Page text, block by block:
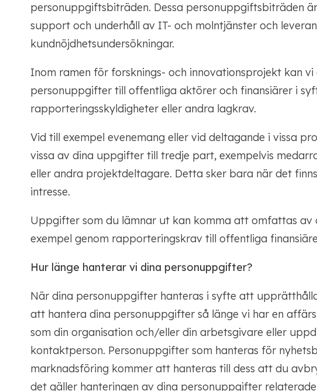
personuppgiftsbiträden. Dessa personuppgiftsbiträden
support och underhåll av IT- och molntjänster och
kundnöjdhetsundersökningar.
Inom ramen för forsknings- och innovationsprojekt kan
personuppgifter till offentliga aktörer och finansiärer i
rapporteringsskyldigheter eller andra lagkrav.
Vid till exempel evenemang eller vid deltagande i vissa
vissa av dina uppgifter till tredje part, exempelvis
eller andra projektdeltagare. Detta sker bara när det
intresse.
Uppgifter som du lämnar ut kan komma att omfattas av
exempel genom rapporteringskrav till offentliga
Hur länge hanterar vi dina personuppgifter?
När dina personuppgifter hanteras i syfte att
att hantera dina personuppgifter så länge vi har en
som din organisation och/eller din arbetsgivare eller
kontaktperson. Personuppgifter som hanteras för
marknadsföring kommer att hanteras till dess att du
det gäller hanteringen av dina personuppgifter